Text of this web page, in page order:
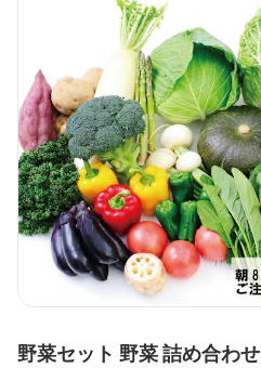
野菜セット 野菜 詰め合わせ